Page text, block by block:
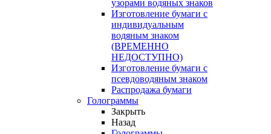
узорами водяных знаков
Изготовление бумаги с
индивидуальным
водяным знаком
(ВРЕМЕННО
НЕДОСТУПНО)
Изготовление бумаги с
псевдоводяным знаком
Распродажа бумаги
Голограммы
Закрыть
Назад